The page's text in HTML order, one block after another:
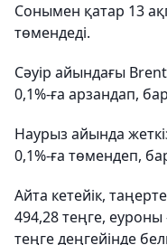
Сонымен қатар 13
төмендеді.
Сәуір айындағы
0,1%-ға арзандап,
Наурыз айында
0,1%-ға төмендеп,
Айта кетейік,
494,28 теңге, еуроны
теңге деңгейінде